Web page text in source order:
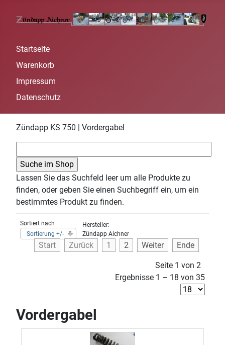
Startseite
Warenkorb
Impressum
Datenschutz
Zündapp KS 750 | Vordergabel
Lassen Sie das Suchfeld leer um alle Produkte zu
finden, oder geben Sie einen Suchbegriff ein, um ein
bestimmtes Produkt zu finden.
Sortiert nach
Sortierung +/-
Hersteller:
Zündapp Aichner
Start Zurück 1 2 Weiter Ende
Seite 1 von 2
Ergebnisse 1 – 18 von 35
Vordergabel